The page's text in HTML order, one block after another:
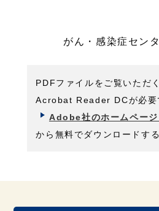
がん・感染症セン
PDFファイルをご覧いただ
Acrobat Reader DCが必要
Adobe社のホームページ
から無料でダウンロードす